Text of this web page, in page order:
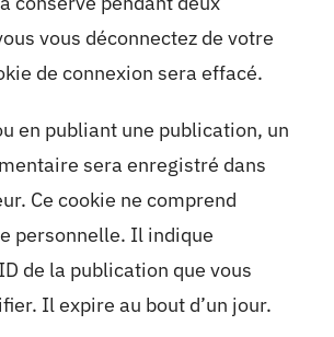
vous déconnectez de votre
de connexion sera effacé.
en publiant une publication, un
sera enregistré dans
Ce cookie ne comprend
personnelle. Il indique
de la publication que vous
Il expire au bout d’un jour.